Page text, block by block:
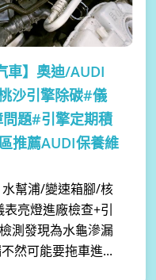
車】奧迪/AUDI
沙引擎除碳#儀
題#引擎定期積
推薦AUDI保養維
幫浦/變速箱腳/核
亮燈進廠檢查+引
測發現為水龜滲漏
然可能要拖車進...